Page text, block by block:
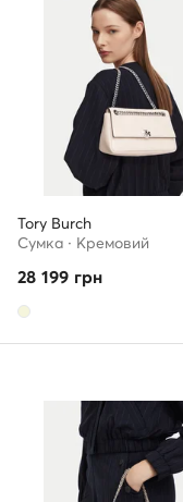
Tory Burch
Сумка · Кремовий
28 199 грн